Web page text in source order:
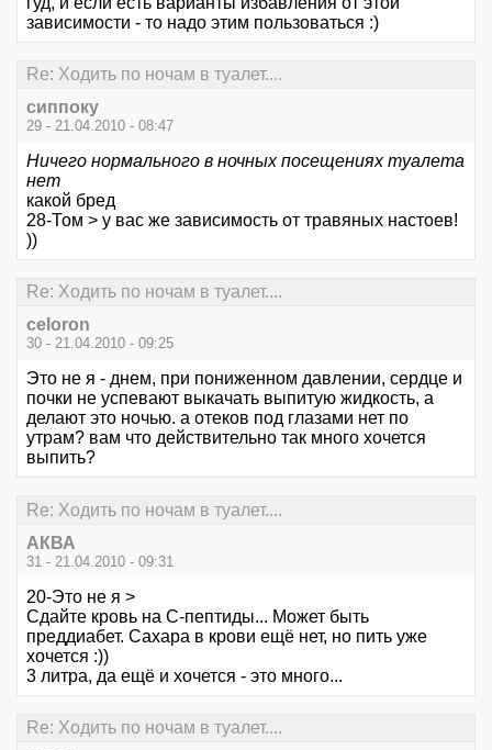
зависимости - то надо этим пользоваться :)
Re: Ходить по ночам в туалет....
сиппоку
29 - 21.04.2010 - 08:47
Ничего нормального в ночных посещениях туалета
нет
какой бред
28-Том > у вас же зависимость от травяных настоев!
))
Re: Ходить по ночам в туалет....
celoron
30 - 21.04.2010 - 09:25
Это не я - днем, при пониженном давлении, сердце и
почки не успевают выкачать выпитую жидкость, а
делают это ночью. а отеков под глазами нет по
утрам? вам что действительно так много хочется
выпить?
Re: Ходить по ночам в туалет....
АКВА
31 - 21.04.2010 - 09:31
20-Это не я >
Сдайте кровь на С-пептиды... Может быть
преддиабет. Сахара в крови ещё нет, но пить уже
хочется :))
3 литра, да ещё и хочется - это много...
Re: Ходить по ночам в туалет....